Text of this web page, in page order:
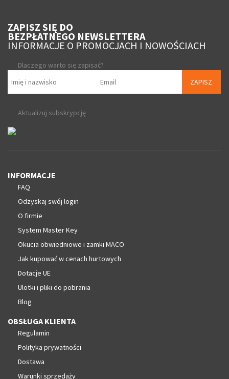
ZAPISZ SIĘ DO
BEZPŁATNEGO NEWSLETTERA
INFORMACJE O PROMOCJACH I NOWOŚCIACH
Dlaczego warto się zapisać?
ZAPISZ
Aktualizuj subskrypcję
INFORMACJE
FAQ
Odzyskaj swój login
O firmie
System Master Key
Okucia obwiedniowe i zamki MACO
Jak kupować w cenach hurtowych
Dotacje UE
Ulotki i pliki do pobrania
Blog
OBSŁUGA KLIENTA
Regulamin
Polityka prywatności
Dostawa
Warunki sprzedaży